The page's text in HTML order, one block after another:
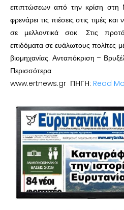
επιπτώσεων από την κρίση
φρενάρει τις πιέσεις στις τιμές
σε μελλοντικά σοκ. Στις
επιδόματα σε ευάλωτους πολίτες
βιομηχανίας. Ανταπόκριση –
Περισσότερα
www.ertnews.gr ΠΗΓΗ: Read